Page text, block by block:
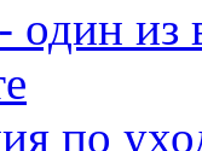
из
по